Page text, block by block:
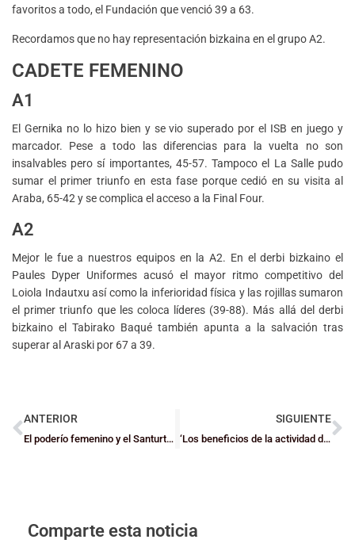
favoritos a todo, el Fundación que venció 39 a 63.
Recordamos que no hay representación bizkaina en el grupo A2.
CADETE FEMENINO
A1
El Gernika no lo hizo bien y se vio superado por el ISB en juego y
marcador. Pese a todo las diferencias para la vuelta no son
insalvables pero sí importantes, 45-57. Tampoco el La Salle pudo
sumar el primer triunfo en esta fase porque cedió en su visita al
Araba, 65-42 y se complica el acceso a la Final Four.
A2
Mejor le fue a nuestros equipos en la A2. En el derbi bizkaino el
Paules Dyper Uniformes acusó el mayor ritmo competitivo del
Loiola Indautxu así como la inferioridad física y las rojillas sumaron
el primer triunfo que les coloca líderes (39-88). Más allá del derbi
bizkaino el Tabirako Baqué también apunta a la salvación tras
superar al Araski por 67 a 39.
ANTERIOR
El poderío femenino y el Santurtzi, protagonistas de las alegrías de la afición bizkaina
SIGUIENTE
‘Los beneficios de la actividad deportiva para menores’, charla organizada por el CB Oribeltza
Comparte esta noticia